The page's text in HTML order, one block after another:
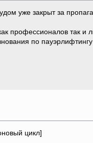
уже закрыт за
профессионалов так и
по пауэрлифтингу
цикл]